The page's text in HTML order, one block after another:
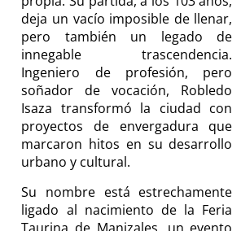
deja un vacío imposible de llenar,
pero también un legado de
innegable trascendencia.
Ingeniero de profesión, pero
soñador de vocación, Robledo
Isaza transformó la ciudad con
proyectos de envergadura que
marcaron hitos en su desarrollo
urbano y cultural.
Su nombre está estrechamente
ligado al nacimiento de la Feria